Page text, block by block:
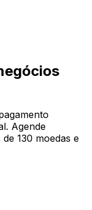
Agende
130 moedas e